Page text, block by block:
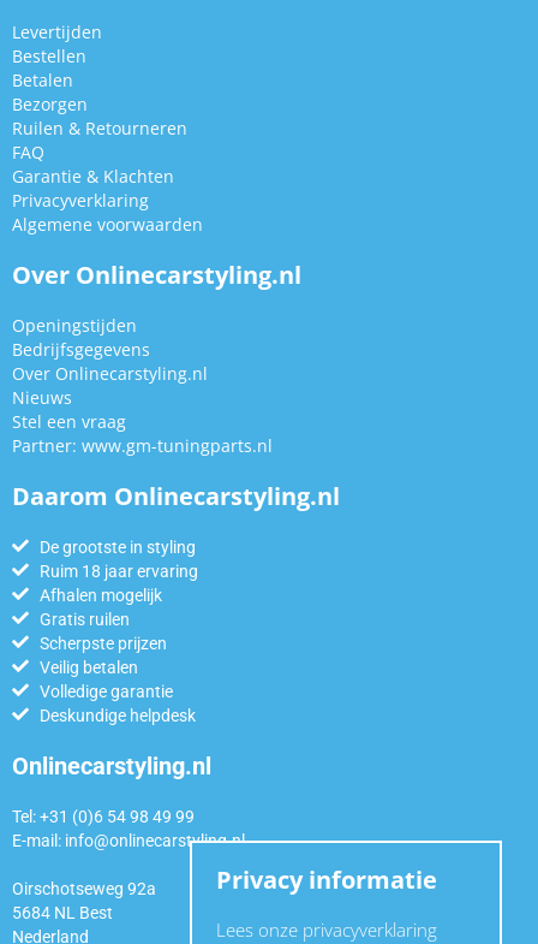
Levertijden
Bestellen
Betalen
Bezorgen
Ruilen & Retourneren
FAQ
Garantie & Klachten
Privacyverklaring
Algemene voorwaarden
Over Onlinecarstyling.nl
Openingstijden
Bedrijfsgegevens
Over Onlinecarstyling.nl
Nieuws
Stel een vraag
Partner: www.gm-tuningparts.nl
Daarom Onlinecarstyling.nl
De grootste in styling
Ruim 18 jaar ervaring
Afhalen mogelijk
Gratis ruilen
Scherpste prijzen
Veilig betalen
Volledige garantie
Deskundige helpdesk
Onlinecarstyling.nl
Tel: +31 (0)6 54 98 49 99
E-mail: info@onlinecarstyling.nl
Oirschotseweg 92a
5684 NL Best
Nederland
Privacy informatie
Lees onze privacyverklaring